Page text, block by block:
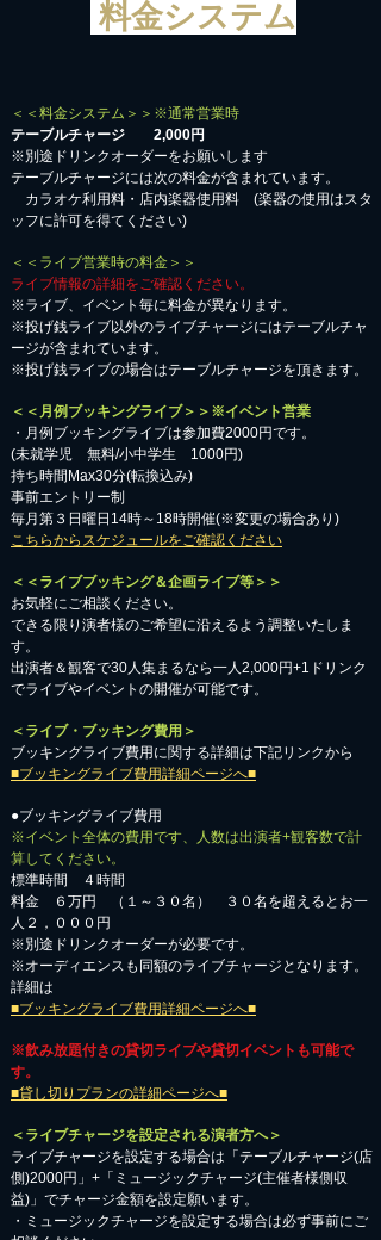
料金システム
＜＜料金システム＞＞※通常営業時
テーブルチャージ 2,000円
※別途ドリンクオーダーをお願いします
テーブルチャージには次の料金が含まれています。
カラオケ利用料・店内楽器使用料 (楽器の使用はスタ
ッフに許可を得てください)
＜＜ライブ営業時の料金＞＞
ライブ情報の詳細をご確認ください。
※ライブ、イベント毎に料金が異なります。
※投げ銭ライブ以外のライブチャージにはテーブルチャ
ージが含まれています。
※投げ銭ライブの場合はテーブルチャージを頂きます。
＜＜月例ブッキングライブ＞＞※イベント営業
・月例ブッキングライブは参加費2000円です。
​(未就学児 無料/小中学生 1000円)
持ち時間Max30分(転換込み)
事前エントリー制
毎月第３日曜日14時～18時開催(※変更の場合あり)
こちらからスケジュールをご確認ください
＜＜ライブブッキング＆企画ライブ等＞＞
お気軽にご相談ください。​
​できる限り演者様のご希望に沿えるよう調整いたしま
す。
出演者＆観客で30人集まるなら一人2,000円+1ドリンク
でライブやイベントの開催が可能です。
＜ライブ・ブッキング費用＞
ブッキングライブ費用に関する詳細は下記リンクから
■ブッキングライブ費用詳細ページへ■
●ブッキングライブ費用
※イベント全体の費用です、人数は出演者+観客数で計
算してください。
標準時間 ４時間
料金 ６万円 （１～３０名） ３０名を超えるとお一
人２，０００円
※別途ドリンクオーダーが必要です。
※オーディエンスも同額のライブチャージとなります。
詳細は
■ブッキングライブ費用詳細ページへ■
※飲み放題付きの貸切ライブや貸切イベントも可能で
す。
■貸し切りプランの詳細ページへ■
＜ライブチャージを設定される演者方へ＞
ライブチャージを設定する場合は「テーブルチャージ(店
側)2000円」+「ミュージックチャージ(主催者様側収
益)」でチャージ金額を設定願います。
・ミュージックチャージを設定する場合は必ず事前にご